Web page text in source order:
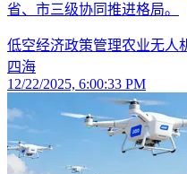
省、市三级协同推进格局。
低空经济政策管理农业无人
四海
12/22/2025, 6:00:33 PM